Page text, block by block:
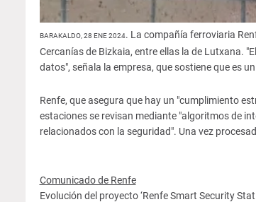
BARAKALDO, 28 ENE 2024. La compañía ferroviaria
Cercanías de Bizkaia, entre ellas la de Lutxana.
datos", señala la empresa, que sostiene que es
Renfe, que asegura que hay un "cumplimiento
estaciones se revisan mediante "algoritmos de
relacionados con la seguridad". Una vez
Comunicado de Renfe
Evolución del proyecto ‘Renfe Smart Security